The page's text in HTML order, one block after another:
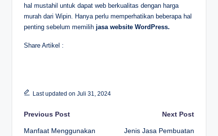
hal mustahil untuk dapat web berkualitas dengan harga
murah dari Wipin. Hanya perlu memperhatikan beberapa hal
penting sebelum memilih jasa website WordPress.
Share Artikel :
Last updated on Juli 31, 2024
Post
navigation
Previous Post
Manfaat Menggunakan
Next Post
Jenis Jasa Pembuatan